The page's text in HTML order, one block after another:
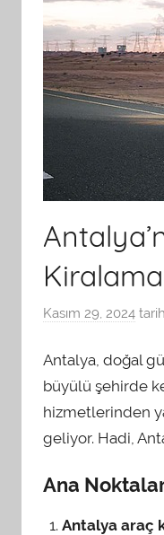
Kasım 29, 2024
Antalya, doğal
büyülü şehirde
hizmetlerinden
geliyor. Hadi,
Ana
Antalya araç